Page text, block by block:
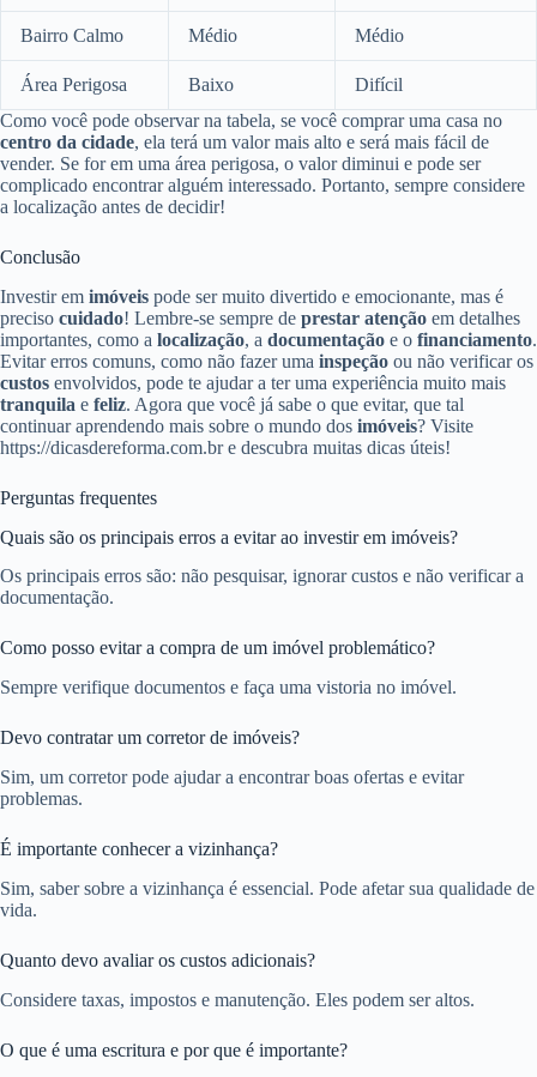
Bairro Calmo Médio Médio
Área Perigosa Baixo
Difícil
Como você pode observar na tabela, se você comprar uma casa no
centro da cidade, ela terá um valor mais alto e será mais fácil de
vender. Se for em uma área perigosa, o valor diminui e pode ser
complicado encontrar alguém interessado. Portanto, sempre considere
a localização antes de decidir!
Conclusão
Investir em imóveis pode ser muito divertido e emocionante, mas é
preciso cuidado! Lembre-se sempre de prestar atenção em detalhes
importantes, como a localização, a documentação e o financiamento.
Evitar erros comuns, como não fazer uma inspeção ou não verificar os
custos envolvidos, pode te ajudar a ter uma experiência muito mais
tranquila e feliz. Agora que você já sabe o que evitar, que tal
continuar aprendendo mais sobre o mundo dos imóveis? Visite
https://dicasdereforma.com.br e descubra muitas dicas úteis!
Perguntas frequentes
Quais são os principais erros a evitar ao investir em imóveis?
Os principais erros são: não pesquisar, ignorar custos e não verificar a
documentação.
Como posso evitar a compra de um imóvel problemático?
Sempre verifique documentos e faça uma vistoria no imóvel.
Devo contratar um corretor de imóveis?
Sim, um corretor pode ajudar a encontrar boas ofertas e evitar
problemas.
É importante conhecer a vizinhança?
Sim, saber sobre a vizinhança é essencial. Pode afetar sua qualidade de
vida.
Quanto devo avaliar os custos adicionais?
Considere taxas, impostos e manutenção. Eles podem ser altos.
O que é uma escritura e por que é importante?